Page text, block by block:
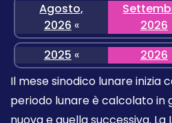
Agosto,
2026 «
2026
2025 « 2026
Il mese sinodico lunare inizia
periodo lunare è calcolato in